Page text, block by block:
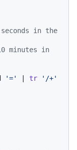
in the
minutes in
'=' tr
'/+'